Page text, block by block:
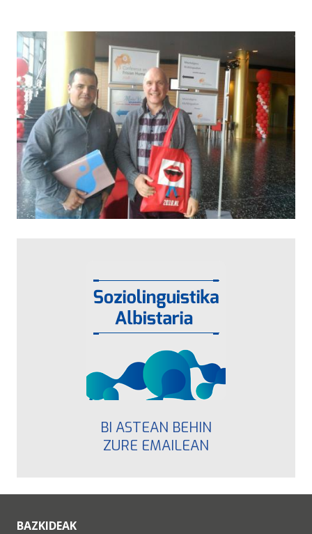
BI ASTEAN BEHIN
ZURE EMAILEAN
BAZKIDEAK